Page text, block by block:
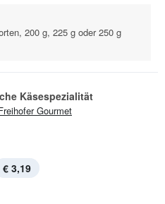
200 g, 225 g oder 250 g
Käsespezialität
Gourmet
€ 3,19